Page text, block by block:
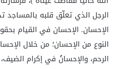
الرجل الذي تعلّق قلبه بالمساجد
الإحسان. الإحسان في القيام
النوع من الإحسان؛ من خلال
الرحم، والإحسانُ في إكرام